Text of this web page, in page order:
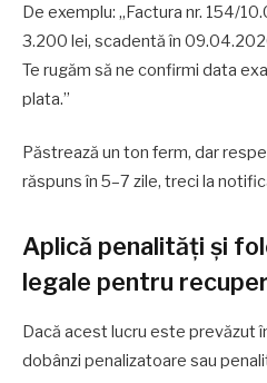
De exemplu: „Factura nr. 154/
3.200 lei, scadentă în
Te rugăm să ne confirmi data
plata.”
Păstrează un ton ferm, dar
răspuns în 5–7 zile, treci la
Aplică penalități și
legale pentru
Dacă acest lucru este prevăzut
dobânzi penalizatoare sau